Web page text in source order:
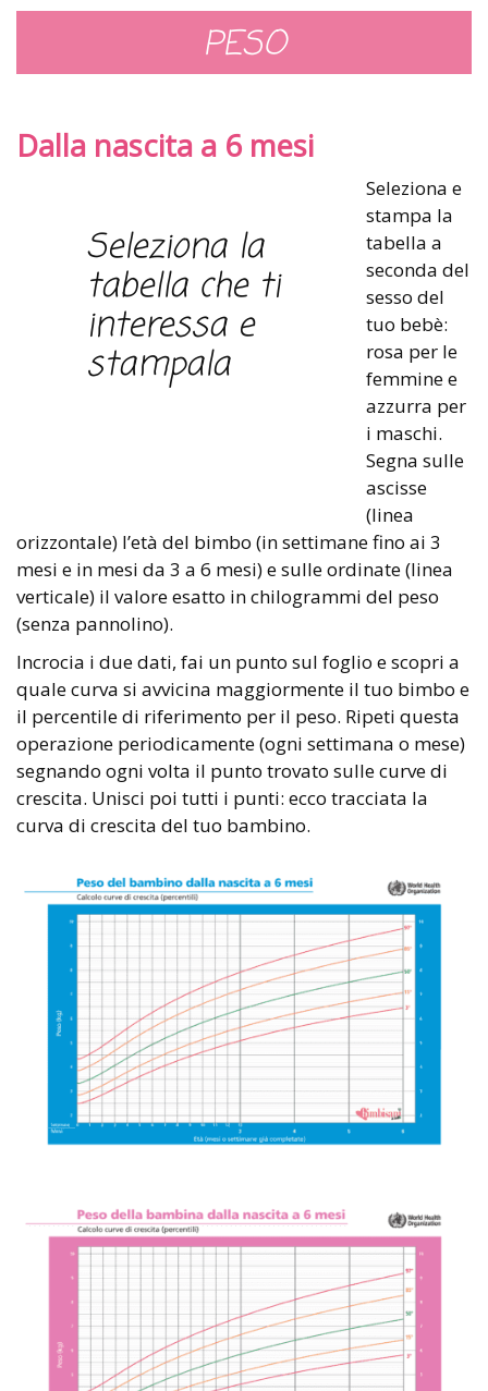
PESO
Dalla nascita a 6 mesi
Seleziona la
tabella che ti
interessa e
stampala
Seleziona e
stampa la
tabella a
seconda del
sesso del
tuo bebè:
rosa per le
femmine e
azzurra per
i maschi.
Segna sulle
ascisse
(linea
orizzontale) l’età del bimbo (in settimane fino ai 3
mesi e in mesi da 3 a 6 mesi) e sulle ordinate (linea
verticale) il valore esatto in chilogrammi del peso
(senza pannolino).
Incrocia i due dati, fai un punto sul foglio e scopri a
quale curva si avvicina maggiormente il tuo bimbo e
il percentile di riferimento per il peso. Ripeti questa
operazione periodicamente (ogni settimana o mese)
segnando ogni volta il punto trovato sulle curve di
crescita. Unisci poi tutti i punti: ecco tracciata la
curva di crescita del tuo bambino.